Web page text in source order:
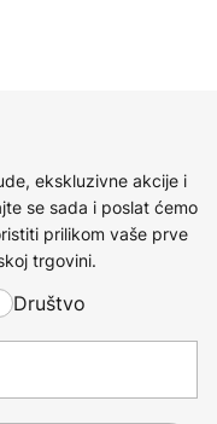
ekskluzivne akcije i
se sada i poslat ćemo
prilikom vaše prve
trgovini.
Društvo